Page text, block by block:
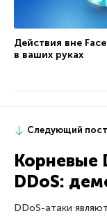
Действия вне
в ваших руках
Следующий пост
Корневые
DDoS:
DDoS-атаки